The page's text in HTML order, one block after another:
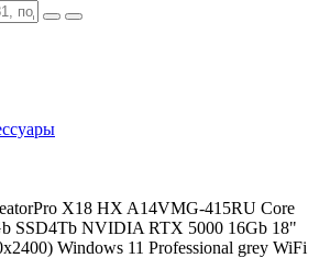
X18 HX A14VMG-415RU Core
SSD4Tb NVIDIA RTX 5000 16Gb 18"
Windows 11 Professional grey WiFi